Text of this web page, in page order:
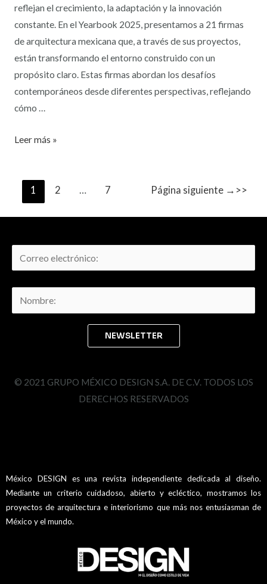
reflejan el crecimiento, la adaptación y la innovación
constante. En el Yearbook 2025, presentamos a 21 firmas
de arquitectura mexicana que, a través de sus proyectos,
están transformando el entorno construido con un
propósito claro. Estas firmas abordan los desafíos
contemporáneos desde diferentes perspectivas, reflejando
cómo …
Leer más »
1 2 … 7 Página siguiente →
© 2021 GRUPO MÉXICO DESIGN S.A. DE C.V. TODOS LOS
DERECHOS RESERVADOS
México DESIGN es una revista independiente dedicada al diseño.
Mediante un criterio cuidadoso, abierto y ecléctico, mostramos los
proyectos de arquitectura e interiorismo que más nos entusiasman de
México y el mundo.